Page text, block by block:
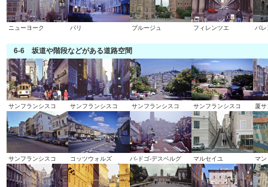
ニューヨーク パリ ブルージュ フィレンツエ バ
6-6 坂道や階段などがある道路空間
サンフランシスコ サンフランシスコ サンフランシスコ サンフランシスコ 厦
サンフランシスコ コッツウォルズ バ-ドゴ-デスベルグ マルセイユ マン